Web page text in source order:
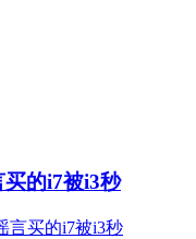
的i7被i3秒